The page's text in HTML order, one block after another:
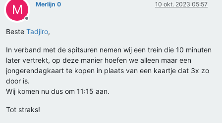
M
Offline
Merlijn 0 10 okt. 2023 05:57
Beste Tadjiro,
In verband met de spitsuren nemen wij een trein die 10 minuten
later vertrekt, op deze manier hoefen we alleen maar een
jongerendagkaart te kopen in plaats van een kaartje dat 3x zo
door is.
Wij komen nu dus om 11:15 aan.
Tot straks!